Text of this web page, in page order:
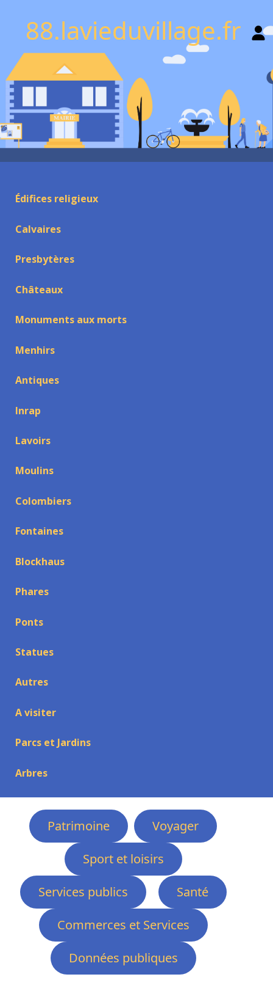
88.lavieduvillage.fr
Édifices religieux
Calvaires
Presbytères
Châteaux
Monuments aux morts
Menhirs
Antiques
Inrap
Lavoirs
Moulins
Colombiers
Fontaines
Blockhaus
Phares
Ponts
Statues
Autres
A visiter
Parcs et Jardins
Arbres
Patrimoine
Voyager
Sport et loisirs
Services publics
Santé
Commerces et Services
Données publiques